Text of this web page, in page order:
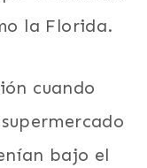
la Florida.
cuando
bajo el